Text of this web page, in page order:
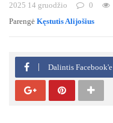
2025 14 gruodžio 0
Parengė Kęstutis Alijošius
Dalintis Facebook'e